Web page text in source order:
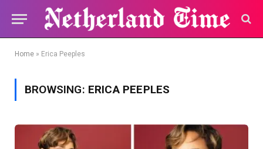
Home » Erica Peeples
BROWSING: ERICA PEEPLES